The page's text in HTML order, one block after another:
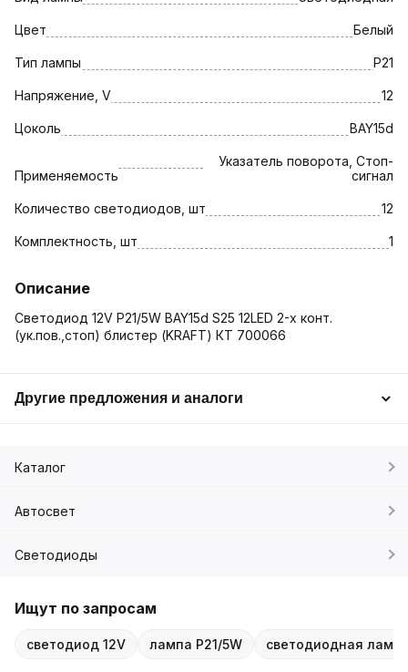
Цвет Белый
Тип лампы P21
Напряжение, V 12
Цоколь BAY15d
Применяемость
Указатель поворота, Стоп-
сигнал
Количество светодиодов, шт 12
Комплектность, шт 1
Описание
Светодиод 12V Р21/5W BAY15d S25 12LED 2-х конт.
(ук.пов.,стоп) блистер (KRAFT) КТ 700066
Другие предложения и аналоги
Каталог
Автосвет
Светодиоды
Ищут по запросам
светодиод 12V лампа P21/5W светодиодная лампа